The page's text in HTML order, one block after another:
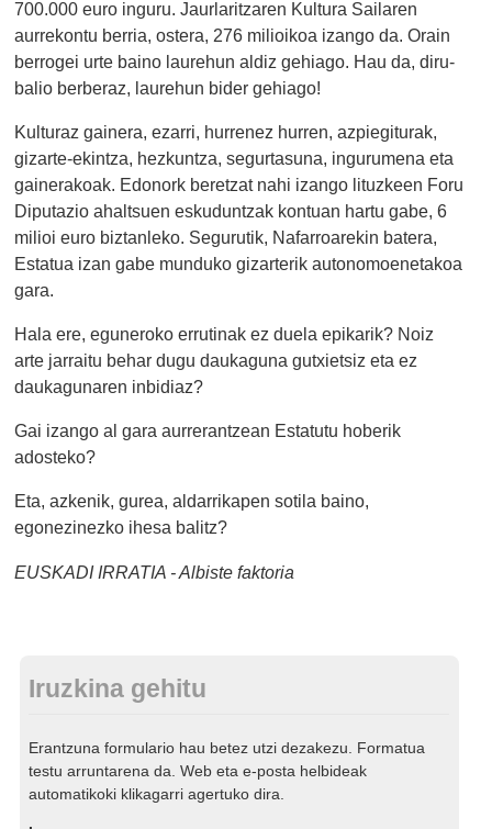
700.000 euro inguru. Jaurlaritzaren Kultura Sailaren
aurrekontu berria, ostera, 276 milioikoa izango da. Orain
berrogei urte baino laurehun aldiz gehiago. Hau da, diru-
balio berberaz, laurehun bider gehiago!
Kulturaz gainera, ezarri, hurrenez hurren, azpiegiturak,
gizarte-ekintza, hezkuntza, segurtasuna, ingurumena eta
gainerakoak. Edonork beretzat nahi izango lituzkeen Foru
Diputazio ahaltsuen eskuduntzak kontuan hartu gabe, 6
milioi euro biztanleko. Segurutik, Nafarroarekin batera,
Estatua izan gabe munduko gizarterik autonomoenetakoa
gara.
Hala ere, eguneroko errutinak ez duela epikarik? Noiz
arte jarraitu behar dugu daukaguna gutxietsiz eta ez
daukagunaren inbidiaz?
Gai izango al gara aurrerantzean Estatutu hoberik
adosteko?
Eta, azkenik, gurea, aldarrikapen sotila baino,
egonezinezko ihesa balitz?
EUSKADI IRRATIA - Albiste faktoria
Iruzkina gehitu
Erantzuna formulario hau betez utzi dezakezu. Formatua
testu arruntarena da. Web eta e-posta helbideak
automatikoki klikagarri agertuko dira.